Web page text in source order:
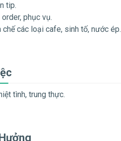
tip.
phục vụ.
chế các loại cafe, sinh tố, nước ép.
tình, trung thực.